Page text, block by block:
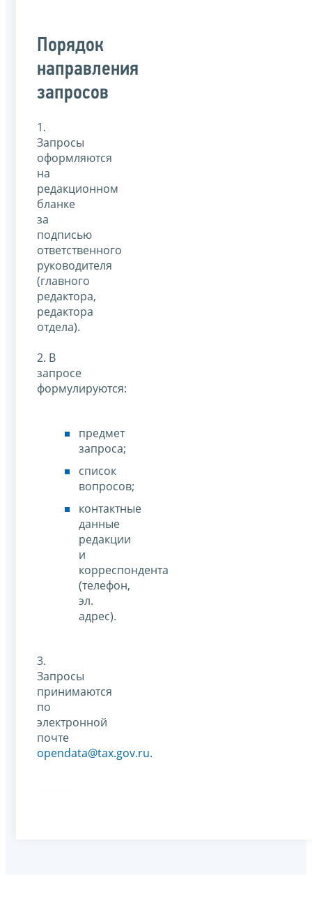
Порядок
направления
запросов
1.
Запросы
оформляются
на
редакционном
бланке
за
подписью
ответственного
руководителя
(главного
редактора,
редактора
отдела).
2. В
запросе
формулируются:
предмет
запроса;
список
вопросов;
контактные
данные
редакции
и
корреспондента
(телефон,
эл.
адрес).
3.
Запросы
принимаются
по
электронной
почте
opendata@tax.gov.ru.